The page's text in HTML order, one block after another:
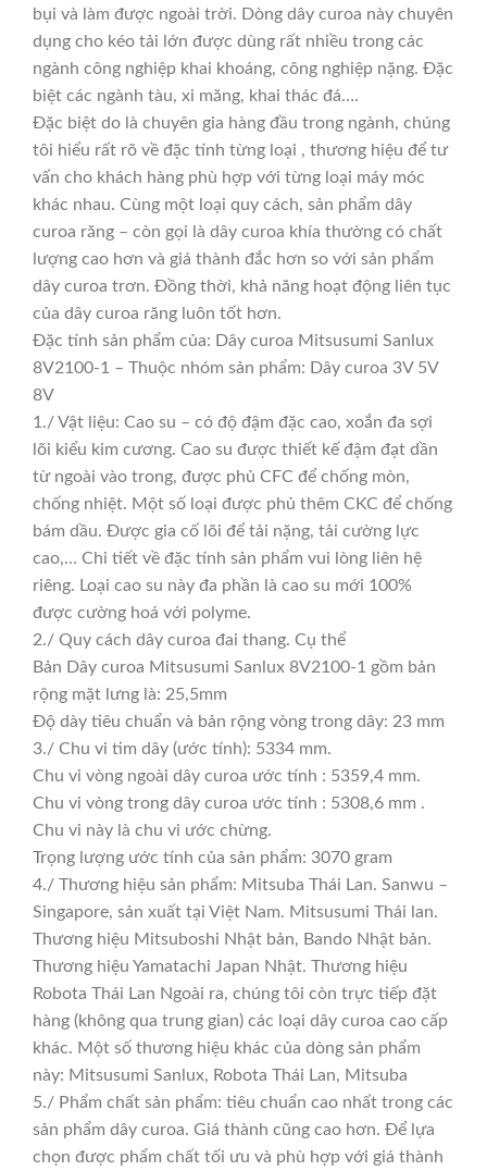
bụi và làm được ngoài trời. Dòng dây curoa này chuyên
dụng cho kéo tải lớn được dùng rất nhiều trong các
ngành công nghiệp khai khoáng, công nghiệp nặng. Đặc
biệt các ngành tàu, xi măng, khai thác đá….
Đặc biệt do là chuyên gia hàng đầu trong ngành, chúng
tôi hiểu rất rõ về đặc tính từng loại , thương hiệu để tư
vấn cho khách hàng phù hợp với từng loại máy móc
khác nhau. Cùng một loại quy cách, sản phẩm dây
curoa răng – còn gọi là dây curoa khía thường có chất
lượng cao hơn và giá thành đắc hơn so với sản phẩm
dây curoa trơn. Đồng thời, khả năng hoạt động liên tục
của dây curoa răng luôn tốt hơn.
Đặc tính sản phẩm của: Dây curoa Mitsusumi Sanlux
8V2100-1 – Thuộc nhóm sản phẩm: Dây curoa 3V 5V
8V
1./ Vật liệu: Cao su – có độ đậm đặc cao, xoắn đa sợi
lõi kiểu kim cương. Cao su được thiết kế đậm đạt dần
từ ngoài vào trong, được phủ CFC để chống mòn,
chống nhiệt. Một số loại được phủ thêm CKC để chống
bám dầu. Được gia cố lõi để tải nặng, tải cường lực
cao,… Chi tiết về đặc tính sản phẩm vui lòng liên hệ
riêng. Loại cao su này đa phần là cao su mới 100%
được cường hoá với polyme.
2./ Quy cách dây curoa đai thang. Cụ thể
Bản Dây curoa Mitsusumi Sanlux 8V2100-1 gồm bản
rộng mặt lưng là: 25,5mm
Độ dày tiêu chuẩn và bản rộng vòng trong dây: 23 mm
3./ Chu vi tim dây (ước tính): 5334 mm.
Chu vi vòng ngoài dây curoa ước tính : 5359,4 mm.
Chu vi vòng trong dây curoa ước tính : 5308,6 mm .
Chu vi này là chu vi ước chừng.
Trọng lượng ước tính của sản phẩm: 3070 gram
4./ Thương hiệu sản phẩm: Mitsuba Thái Lan. Sanwu –
Singapore, sản xuất tại Việt Nam. Mitsusumi Thái lan.
Thương hiệu Mitsuboshi Nhật bản, Bando Nhật bản.
Thương hiệu Yamatachi Japan Nhật. Thương hiệu
Robota Thái Lan Ngoài ra, chúng tôi còn trực tiếp đặt
hàng (không qua trung gian) các loại dây curoa cao cấp
khác. Một số thương hiệu khác của dòng sản phẩm
này: Mitsusumi Sanlux, Robota Thái Lan, Mitsuba
5./ Phẩm chất sản phẩm: tiêu chuẩn cao nhất trong các
sản phẩm dây curoa. Giá thành cũng cao hơn. Để lựa
chọn được phẩm chất tối ưu và phù hợp với giá thành